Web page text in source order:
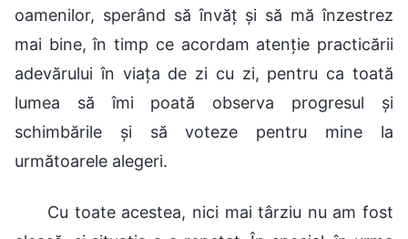
oamenilor, sperând să învăț și să mă înzestrez
mai bine, în timp ce acordam atenție practicării
adevărului în viața de zi cu zi, pentru ca toată
lumea să îmi poată observa progresul și
schimbările și să voteze pentru mine la
următoarele alegeri.
Cu toate acestea, nici mai târziu nu am fost